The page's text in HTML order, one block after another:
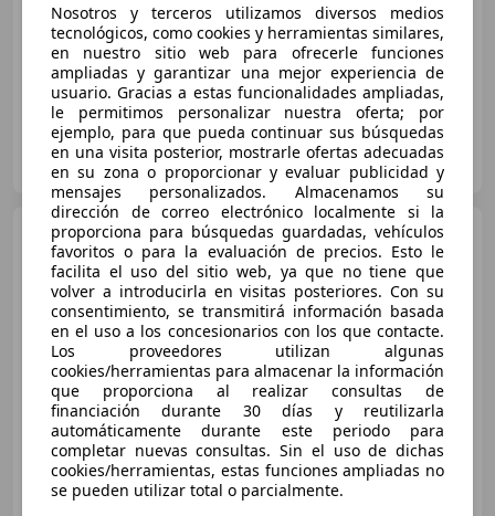
05/2023 31.900 km Gasolina 49 kW (67 CV)
FLEXICAR MADRID GRUPO
ES-2870 SAN SEBASTIAN DE LOS REYES
Hyundai i101.0 Klass
€ 5.990
Súper oferta
11/2017 129.489 km Gasolina 49 kW (67 CV)
Nosotros y terceros utilizamos diversos medios
tecnológicos, como cookies y herramientas similares,
en nuestro sitio web para ofrecerle funciones
ampliadas y garantizar una mejor experiencia de
usuario. Gracias a estas funcionalidades ampliadas,
le permitimos personalizar nuestra oferta; por
ejemplo, para que pueda continuar sus búsquedas
en una visita posterior, mostrarle ofertas adecuadas
en su zona o proporcionar y evaluar publicidad y
mensajes personalizados. Almacenamos su
dirección de correo electrónico localmente si la
proporciona para búsquedas guardadas, vehículos
favoritos o para la evaluación de precios. Esto le
facilita el uso del sitio web, ya que no tiene que
volver a introducirla en visitas posteriores. Con su
consentimiento, se transmitirá información basada
en el uso a los concesionarios con los que contacte.
Los proveedores utilizan algunas
cookies/herramientas para almacenar la información
que proporciona al realizar consultas de
financiación durante 30 días y reutilizarla
automáticamente durante este periodo para
completar nuevas consultas. Sin el uso de dichas
cookies/herramientas, estas funciones ampliadas no
se pueden utilizar total o parcialmente.